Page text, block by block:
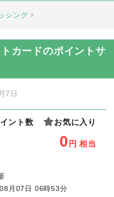
シング
カードのポイントサ
7日
ント数 お気に入り
0 円 相当
月07日 06時53分